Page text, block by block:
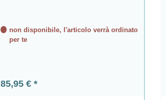
non disponibile, l'articolo verrà ordinato
per te
Prezzo normale:
85,95 €